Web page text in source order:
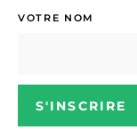
VOTRE NOM
S'INSCRIRE